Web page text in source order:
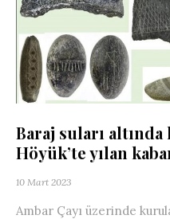
Baraj suları altında
Höyük’te yılan
10 Mart 2023
Ambar Çayı üzerinde